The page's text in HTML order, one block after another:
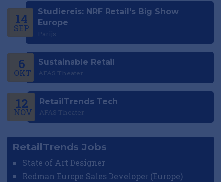
14
SEP
Studiereis: NRF Retail's Big Show
Europe
Parijs
6
OKT
Sustainable Retail
AFAS Theater
12
NOV
RetailTrends Tech
AFAS Theater
RetailTrends Jobs
State of Art Designer
Redman Europe Sales Developer (Europe)